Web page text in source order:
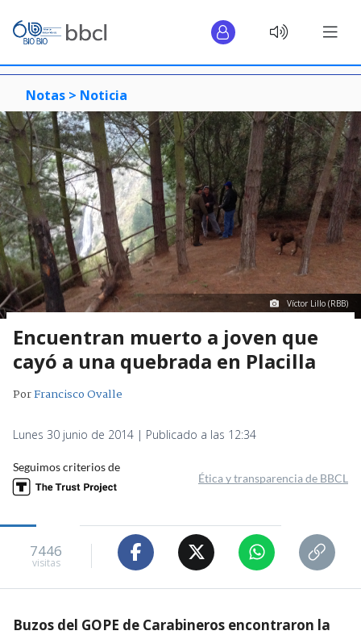
Notas > Noticia
Víctor Lillo (RBB)
Encuentran muerto a joven que
cayó a una quebrada en Placilla
PorFrancisco Ovalle
Lunes 30 junio de 2014 | Publicado a las 12:34
Seguimos criterios de
Ética y transparencia de BBCL
7446
visitas
Buzos del GOPE de Carabineros encontraron la